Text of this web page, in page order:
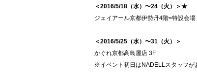
＜2016/5/18（水）〜24（火）＞★
ジェイアール京都伊勢丹4階=特設会場
＜2016/5/25（水）〜31（火）＞
かぐれ京都高島屋店 3F
※イベント初日はNADELLスタッフが